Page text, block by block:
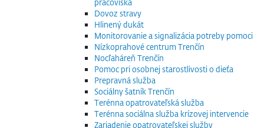
pracoviská
Dovoz stravy
Hlinený dukát
Monitorovanie a signalizácia potreby pomoci
Nízkoprahové centrum Trenčín
Nocľaháreň Trenčín
Pomoc pri osobnej starostlivosti o dieťa
Prepravná služba
Sociálny šatník Trenčín
Terénna opatrovateľská služba
Terénna sociálna služba krízovej intervencie
Zariadenie opatrovateľskej služby